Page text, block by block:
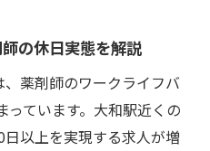
の休日実態を解説
薬剤師のワークライフバ
っています。大和駅近くの
以上を実現する求人が増